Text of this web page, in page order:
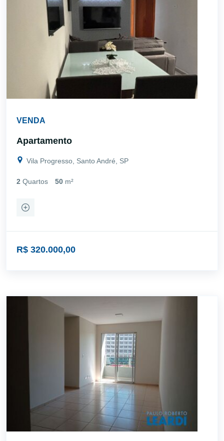
VENDA
Apartamento
Vila Progresso, Santo André, SP
2 Quartos 50 m²
R$ 320.000,00